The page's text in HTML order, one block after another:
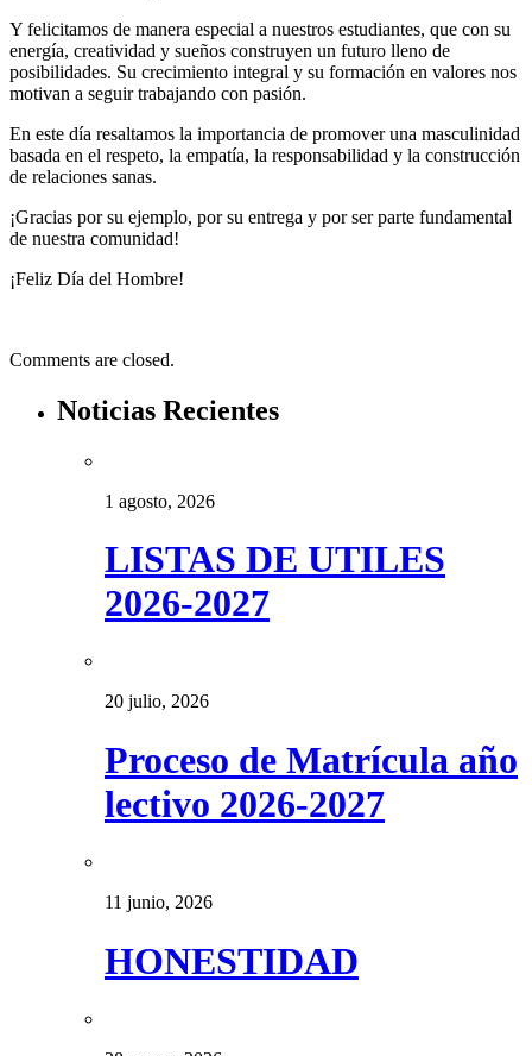
Y felicitamos de manera especial a nuestros estudiantes, que con su
energía, creatividad y sueños construyen un futuro lleno de
posibilidades. Su crecimiento integral y su formación en valores nos
motivan a seguir trabajando con pasión.
En este día resaltamos la importancia de promover una masculinidad
basada en el respeto, la empatía, la responsabilidad y la construcción
de relaciones sanas.
¡Gracias por su ejemplo, por su entrega y por ser parte fundamental
de nuestra comunidad!
¡Feliz Día del Hombre!
Comments are closed.
Noticias Recientes
1 agosto, 2026
LISTAS DE UTILES
2026-2027
20 julio, 2026
Proceso de Matrícula año
lectivo 2026-2027
11 junio, 2026
HONESTIDAD